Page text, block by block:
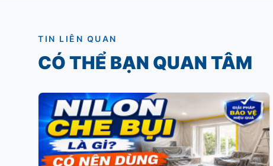
TIN LIÊN QUAN
CÓ THỂ BẠN QUAN TÂM